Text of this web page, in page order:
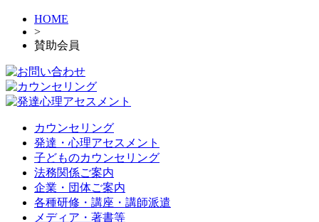
HOME
>
賛助会員
カウンセリング
発達・心理アセスメント
子どものカウンセリング
法務関係ご案内
企業・団体ご案内
各種研修・講座・講師派遣
メディア・著書等